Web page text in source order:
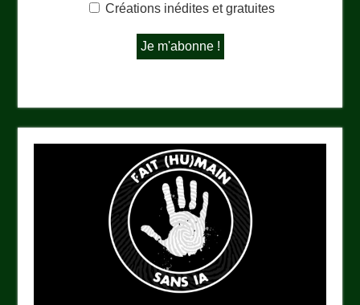
Créations inédites et gratuites